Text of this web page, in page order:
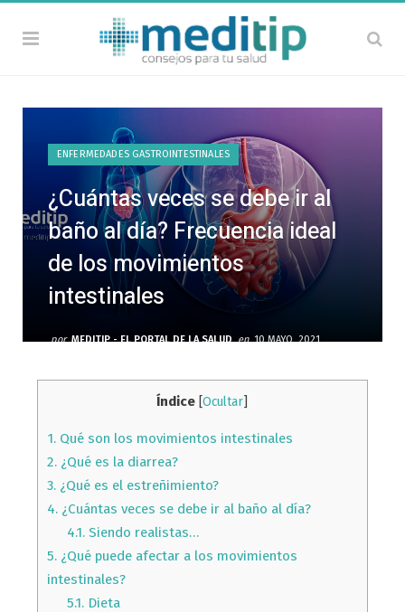
ENFERMEDADES GASTROINTESTINALES
¿Cuántas veces se debe ir al
baño al día? Frecuencia ideal
de los movimientos
intestinales
por MEDITIP - EL PORTAL DE LA SALUD en 10 MAYO, 2021
Índice [Ocultar]
1.Qué son los movimientos intestinales
2.¿Qué es la diarrea?
3.¿Qué es el estreñimiento?
4.¿Cuántas veces se debe ir al baño al día?
4.1. Siendo realistas…
5.¿Qué puede afectar a los movimientos
intestinales?
5.1. Dieta